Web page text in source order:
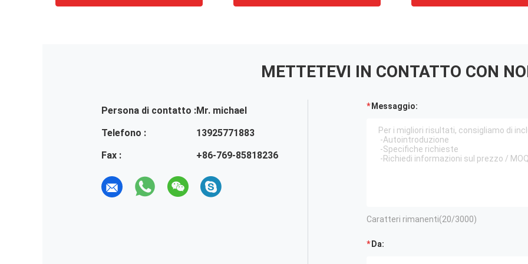
METTETEVI IN ​​CONTATTO CON
Persona di contatto :Mr. michael
Telefono :
13925771883
Fax :
+86-769-85818236
Messaggio:
Caratteri rimanenti(20/3000)
Da: